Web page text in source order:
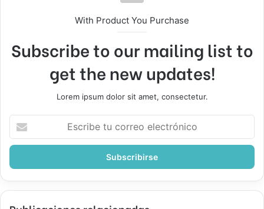
With Product You Purchase
Subscribe to our mailing list to
get the new updates!
Lorem ipsum dolor sit amet, consectetur.
correo